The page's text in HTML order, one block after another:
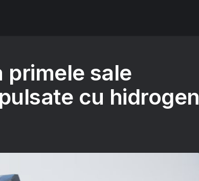
primele sale
cu hidrogen